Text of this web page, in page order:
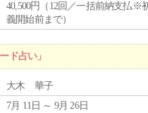
40,500円（12回／一括前納支払※
義開始前まで）
ド占い」
大木 華子
7月 11日 ～ 9月 26日